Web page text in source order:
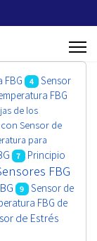
FBG 4
Sensor
FBG
de los
Sensor de
para
7
Principio
FBG
9
Sensor de
FBG de
de Estrés